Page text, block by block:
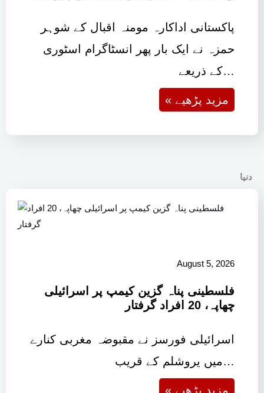
پاکستانی اداکارہ مومنہ اقبال کے شوہر
حمزہ نے ایک بار پھر انسٹاگرام اسٹوری
کے ذریعے…
« مزید پڑھیے
دنیا
August 5, 2026
فلسطینی پناہ گزین کیمپ پر اسرائیلی
چھاپہ، 20 افراد گرفتار
اسرائیلی فورسز نے مقبوضہ مغربی کنارے
میں یروشلم کے قریب…
« مزید پڑھیے